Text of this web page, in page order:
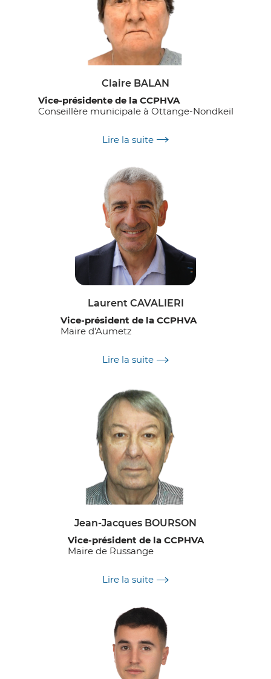
Claire BALAN
Vice-présidente de la CCPHVA
Conseillère municipale à Ottange-Nondkeil
Personnes âgées
Dépendance
Lire la suite
Laurent CAVALIERI
Vice-président de la CCPHVA
Maire d'Aumetz
Mobilité
Lire la suite
Jean-Jacques BOURSON
Vice-président de la CCPHVA
Maire de Russange
Urbanisme
Gens du voyage
Lire la suite